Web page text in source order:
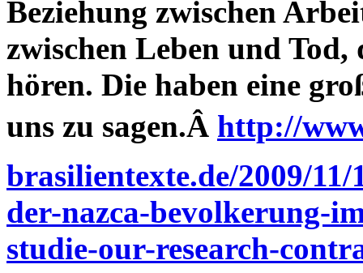
Beziehung zwischen
zwischen Leben und
hören. Die haben eine
uns zu sagen.Â http://
brasilientexte.de/2009/
der-nazca-bevolkerung-
studie-our-research-